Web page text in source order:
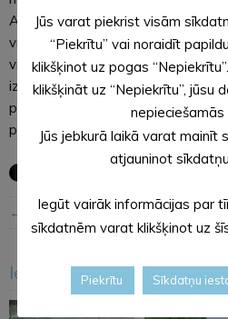
Alūksnes novadā, tās darba laikā
vietnē šeit. Pieņemot lēmumu,
vidi novērtējums un Vides
izsniegtais atzinums, sabiedrisko
plānotās darbības atbilstība
plānojumam.
← Iepriekšējā ziņa
Iesakām arī šo
Jūs varat piekrist visām
“Piekrītu” vai noraidīt
klikšķinot uz pogas
klikšķināt uz “Nepiekrītu”,
Jūs jebkurā laikā varat mainīt
atjauninot
Iegūt vairāk informācijas par
sīkdatnēm varat klikšķinot uz
Piekrītu Sīkdatņu